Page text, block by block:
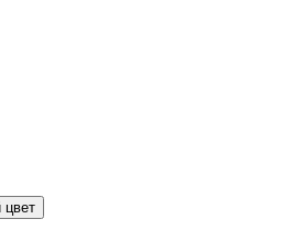
Выбрать другой цвет